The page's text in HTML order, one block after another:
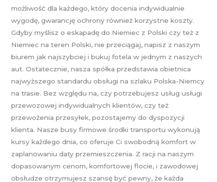
możliwość dla każdego, który docenia indywidualnie
wygodę, gwarancję ochrony również korzystne koszty.
Gdyby myślisz o eskapadę do Niemiec z Polski czy też z
Niemiec na teren Polski, nie przeciągaj, napisz z naszym
biurem jak najszybciej i bukuj fotela w jednym z naszych
aut. Ostatecznie, nasza spółka przedstawia obietnica
najwyższego standardu obsługi na szlaku Polska-Niemcy
na trasie. Bez względu na, czy potrzebujesz usług usługi
przewozowej indywidualnych klientów, czy też
przewożenia przesyłek, pozostajemy do dyspozycji
klienta. Nasze busy firmowe środki transportu wykonują
kursy każdego dnia, co oferuje Ci swobodną komfort w
zaplanowaniu daty przemieszczenia. Z racji na naszym
dopasowanym cenom, komfortowej flocie, i zawodowej
obsłudze otrzymujesz szansę być pewny, że każda